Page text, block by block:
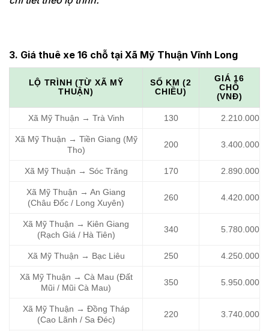
3. Giá thuê xe 16 chỗ tại Xã Mỹ Thuận Vĩnh Long
LỘ TRÌNH (TỪ XÃ MỸ
THUẬN)
SỐ KM (2
CHIỀU)
GIÁ 16
CHỖ
(VNĐ)
Xã Mỹ Thuận → Trà Vinh 130 2.210.000
Xã Mỹ Thuận → Tiền Giang (Mỹ
Tho)
200 3.400.000
Xã Mỹ Thuận → Sóc Trăng 170 2.890.000
Xã Mỹ Thuận → An Giang
(Châu Đốc / Long Xuyên)
260 4.420.000
Xã Mỹ Thuận → Kiên Giang
(Rạch Giá / Hà Tiên)
340 5.780.000
Xã Mỹ Thuận → Bạc Liêu 250 4.250.000
Xã Mỹ Thuận → Cà Mau (Đất
Mũi / Mũi Cà Mau)
350 5.950.000
Xã Mỹ Thuận → Đồng Tháp
(Cao Lãnh / Sa Đéc)
220 3.740.000